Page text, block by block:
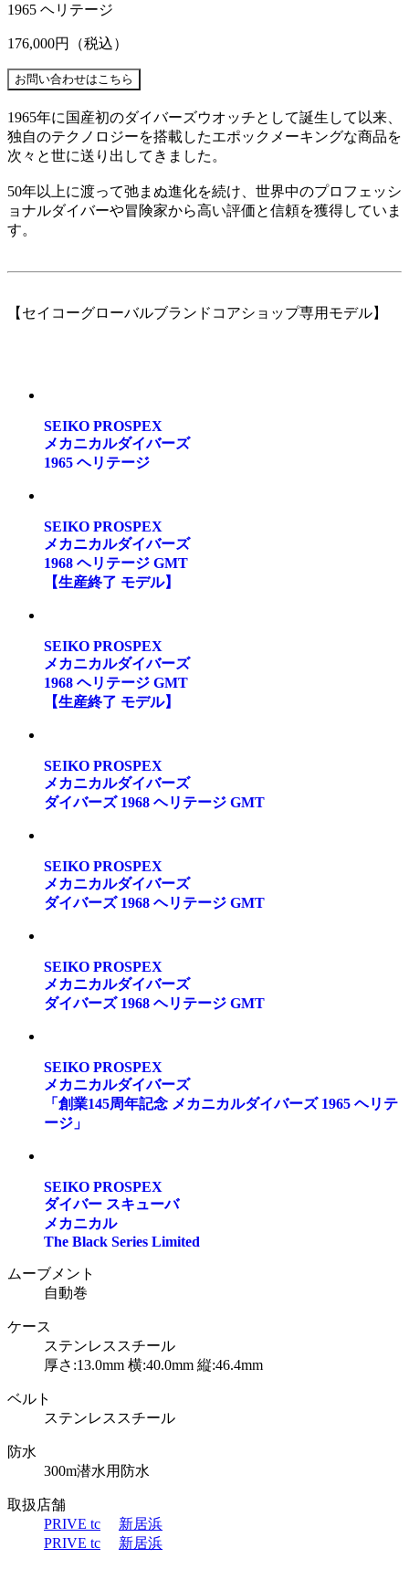
1965 ヘリテージ
176,000円 （税込）
1965年に国産初のダイバーズウオッチとして誕生して以来、
独自のテクノロジーを搭載したエポックメーキングな商品を
次々と世に送り出してきました。
50年以上に渡って弛まぬ進化を続け、世界中のプロフェッシ
ョナルダイバーや冒険家から高い評価と信頼を獲得していま
す。
【セイコーグローバルブランドコアショップ専用モデル】
SEIKO PROSPEX
メカニカルダイバーズ
1965 ヘリテージ
SEIKO PROSPEX
メカニカルダイバーズ
1968 ヘリテージ GMT
【生産終了 モデル】
SEIKO PROSPEX
メカニカルダイバーズ
1968 ヘリテージ GMT
【生産終了 モデル】
SEIKO PROSPEX
メカニカルダイバーズ
ダイバーズ 1968 ヘリテージ GMT
SEIKO PROSPEX
メカニカルダイバーズ
ダイバーズ 1968 ヘリテージ GMT
SEIKO PROSPEX
メカニカルダイバーズ
ダイバーズ 1968 ヘリテージ GMT
SEIKO PROSPEX
メカニカルダイバーズ
「創業145周年記念 メカニカルダイバーズ 1965 ヘリテ
ージ」
SEIKO PROSPEX
ダイバー スキューバ
メカニカル
The Black Series Limited
ムーブメント
自動巻
ケース
ステンレススチール
厚さ:13.0mm 横:40.0mm 縦:46.4mm
ベルト
ステンレススチール
防水
300m潜水用防水
取扱店舗
PRIVE tc
新居浜
PRIVE tc
新居浜